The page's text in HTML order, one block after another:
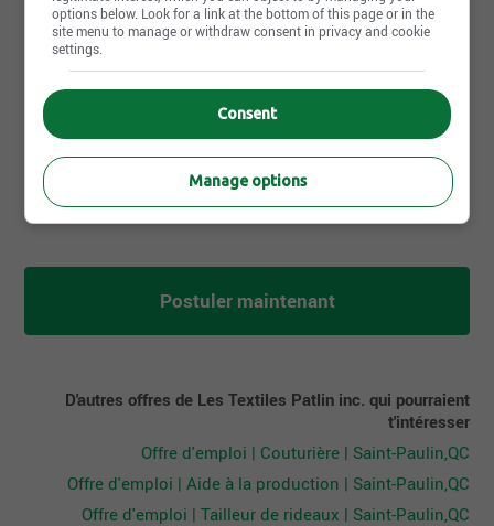
Années d'expérience
0-2 années
Langues écrites
Langues parlées
Fr : Débutant
Postuler maintenant
D'autres offres de Les Textiles Patlin inc. qui pourraient
t'intéresser
Offre d'emploi | Couturière | Saint-Paulin,QC
Offre d'emploi | Aide à la production | Saint-Paulin,QC
Offre d'emploi | Tailleur de rideaux | Saint-Paulin,QC
options below. Look for a link at the bottom of this page or in the
site menu to manage or withdraw consent in privacy and cookie
settings.
Consent
Manage options